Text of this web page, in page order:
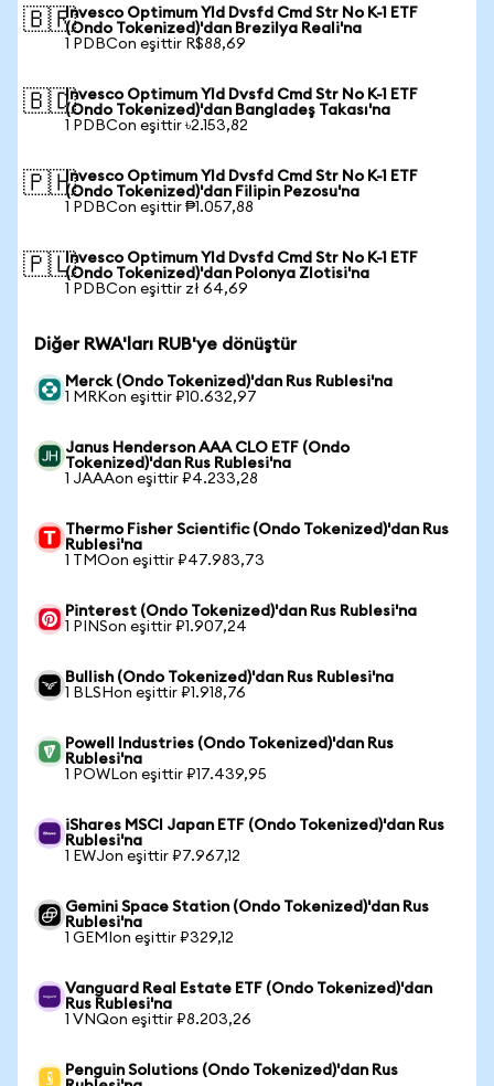
🇧🇷Invesco Optimum Yld Dvsfd Cmd Str No K-1 ETF
(Ondo Tokenized)'dan Brezilya Reali'na
1 PDBCon eşittir R$88,69
🇧🇩Invesco Optimum Yld Dvsfd Cmd Str No K-1 ETF
(Ondo Tokenized)'dan Bangladeş Takası'na
1 PDBCon eşittir ৳2.153,82
🇵🇭Invesco Optimum Yld Dvsfd Cmd Str No K-1 ETF
(Ondo Tokenized)'dan Filipin Pezosu'na
1 PDBCon eşittir ₱1.057,88
🇵🇱Invesco Optimum Yld Dvsfd Cmd Str No K-1 ETF
(Ondo Tokenized)'dan Polonya Zlotisi'na
1 PDBCon eşittir zł 64,69
Diğer RWA'ları RUB'ye dönüştür
Merck (Ondo Tokenized)'dan Rus Rublesi'na
1 MRKon eşittir ₽10.632,97
Janus Henderson AAA CLO ETF (Ondo
Tokenized)'dan Rus Rublesi'na
1 JAAAon eşittir ₽4.233,28
Thermo Fisher Scientific (Ondo Tokenized)'dan Rus
Rublesi'na
1 TMOon eşittir ₽47.983,73
Pinterest (Ondo Tokenized)'dan Rus Rublesi'na
1 PINSon eşittir ₽1.907,24
Bullish (Ondo Tokenized)'dan Rus Rublesi'na
1 BLSHon eşittir ₽1.918,76
Powell Industries (Ondo Tokenized)'dan Rus
Rublesi'na
1 POWLon eşittir ₽17.439,95
iShares MSCI Japan ETF (Ondo Tokenized)'dan Rus
Rublesi'na
1 EWJon eşittir ₽7.967,12
Gemini Space Station (Ondo Tokenized)'dan Rus
Rublesi'na
1 GEMIon eşittir ₽329,12
Vanguard Real Estate ETF (Ondo Tokenized)'dan
Rus Rublesi'na
1 VNQon eşittir ₽8.203,26
Penguin Solutions (Ondo Tokenized)'dan Rus